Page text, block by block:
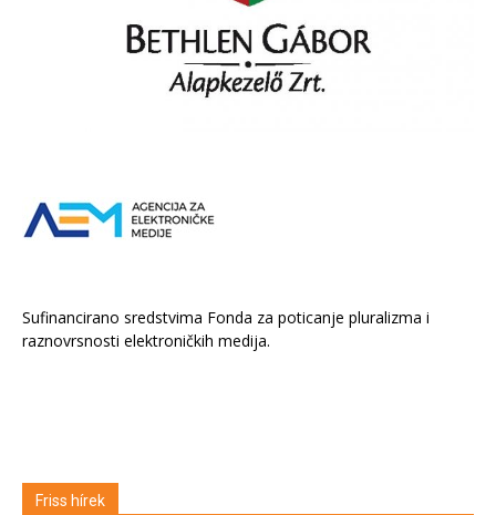
Sufinancirano sredstvima Fonda za poticanje pluralizma i
raznovrsnosti elektroničkih medija.
Friss hírek